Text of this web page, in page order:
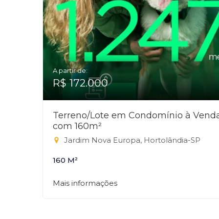
A partir de:
R$ 172.000
Terreno/Lote em Condomínio à
com 160m²
Jardim Nova Europa, Hortolândia-SP
160 M²
Mais informações